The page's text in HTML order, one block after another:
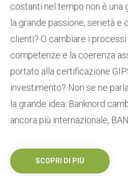
costanti nel tempo non è una
la grande passione, serietà e
clienti? O cambiare i
competenze e la coerenza
portato alla certificazione
investimento? Non se ne
la grande idea: Banknord
ancora più internazionale,
SCOPRI DI PIÙ